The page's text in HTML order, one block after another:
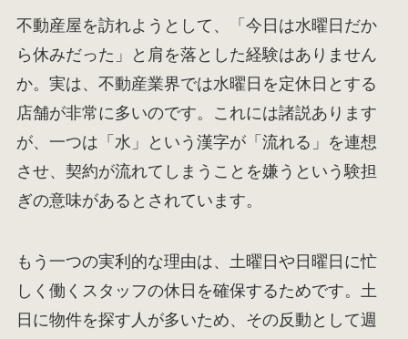
不動産屋を訪れようとして、「今日は水曜日だか
ら休みだった」と肩を落とした経験はありません
か。実は、不動産業界では水曜日を定休日とする
店舗が非常に多いのです。これには諸説あります
が、一つは「水」という漢字が「流れる」を連想
させ、契約が流れてしまうことを嫌うという験担
ぎの意味があるとされています。
もう一つの実利的な理由は、土曜日や日曜日に忙
しく働くスタッフの休日を確保するためです。土
日に物件を探す人が多いため、その反動として週